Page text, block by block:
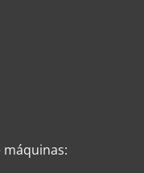
máquinas: